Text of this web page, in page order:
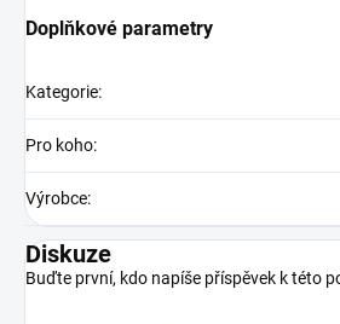
Doplňkové parametry
Kategorie:
Pro koho:
Výrobce:
Diskuze
Buďte první, kdo napíše příspěvek k této